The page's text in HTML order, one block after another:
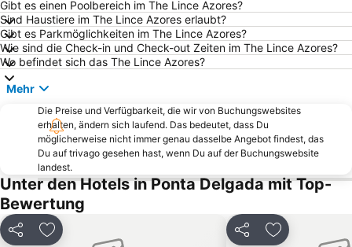
Gibt es einen Poolbereich im The Lince Azores?
Sind Haustiere im The Lince Azores erlaubt?
Gibt es Parkmöglichkeiten im The Lince Azores?
Wie sind die Check-in und Check-out Zeiten im The Lince Azores?
Wo befindet sich das The Lince Azores?
Mehr
Die Preise und Verfügbarkeit, die wir von Buchungswebsites
erhalten, ändern sich laufend. Das bedeutet, dass Du
möglicherweise nicht immer genau dasselbe Angebot findest, das
Du auf trivago gesehen hast, wenn Du auf der Buchungswebsite
landest.
Unter den Hotels in Ponta Delgada mit Top-
Bewertung
Teilen Zu Favoriten hinzufügen Teilen Zu Favoriten